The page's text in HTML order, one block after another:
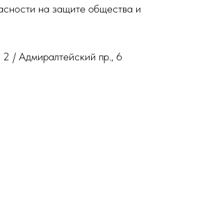
на защите общества и
2 / Адмиралтейский пр., 6